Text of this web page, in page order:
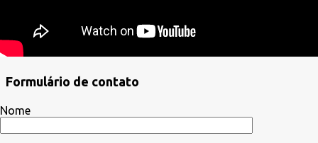
Formulário de contato
Nome